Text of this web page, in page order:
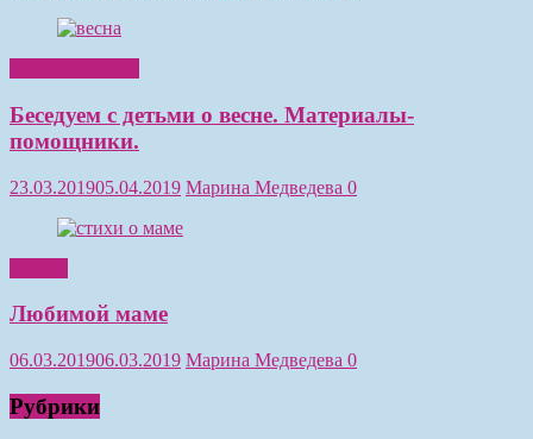
Беседуем с детьми о весне. Материалы-
помощники.
23.03.201905.04.2019 Марина Медведева 0
Любимой маме
06.03.201906.03.2019 Марина Медведева 0
Рубрики